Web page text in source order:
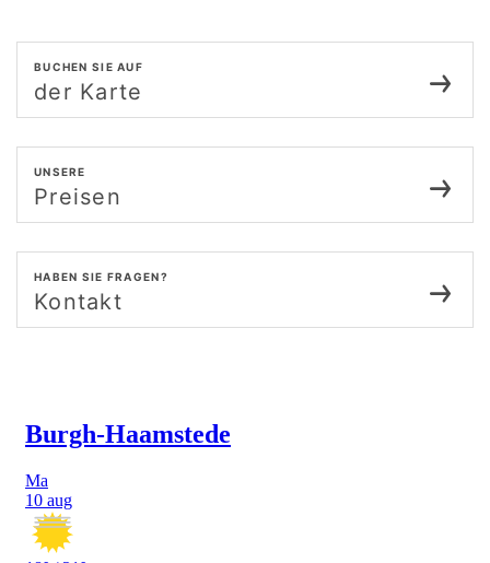
BUCHEN SIE AUF
der Karte
UNSERE
Preisen
HABEN SIE FRAGEN?
Kontakt